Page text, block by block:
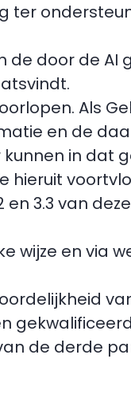
ter
de door de AI
Als
en de
in dat
hieruit
3.3 van deze
wijze en via
de derde